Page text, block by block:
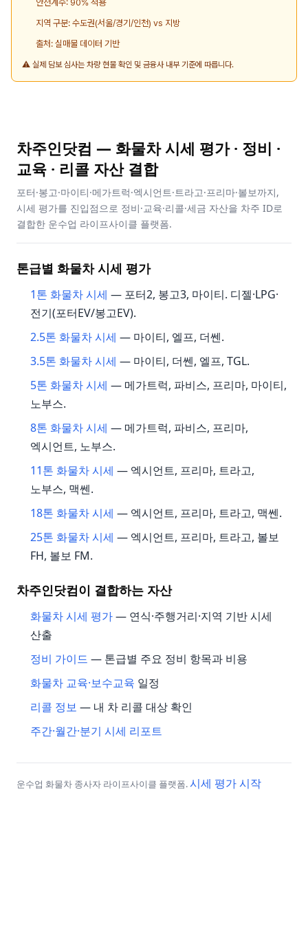
안전계수: 90% 적용
지역 구분: 수도권(서울/경기/인천) vs 지방
출처: 실매물 데이터 기반
⚠️ 실제 담보 심사는 차량 현물 확인 및 금융사 내부 기준에 따릅니다.
차주인닷컴 — 화물차 시세 평가 · 정비 ·
교육 · 리콜 자산 결합
포터·봉고·마이티·메가트럭·엑시언트·트라고·프리마·볼보까지,
시세 평가를 진입점으로 정비·교육·리콜·세금 자산을 차주 ID로
결합한 운수업 라이프사이클 플랫폼.
톤급별 화물차 시세 평가
1톤 화물차 시세 — 포터2, 봉고3, 마이티. 디젤·LPG·
전기(포터EV/봉고EV).
2.5톤 화물차 시세 — 마이티, 엘프, 더쎈.
3.5톤 화물차 시세 — 마이티, 더쎈, 엘프, TGL.
5톤 화물차 시세 — 메가트럭, 파비스, 프리마, 마이티,
노부스.
8톤 화물차 시세 — 메가트럭, 파비스, 프리마,
엑시언트, 노부스.
11톤 화물차 시세 — 엑시언트, 프리마, 트라고,
노부스, 맥쎈.
18톤 화물차 시세 — 엑시언트, 프리마, 트라고, 맥쎈.
25톤 화물차 시세 — 엑시언트, 프리마, 트라고, 볼보
FH, 볼보 FM.
차주인닷컴이 결합하는 자산
화물차 시세 평가— 연식·주행거리·지역 기반 시세
산출
정비 가이드 — 톤급별 주요 정비 항목과 비용
화물차 교육·보수교육 일정
리콜 정보 — 내 차 리콜 대상 확인
주간·월간·분기 시세 리포트
운수업 화물차 종사자 라이프사이클 플랫폼.시세 평가 시작